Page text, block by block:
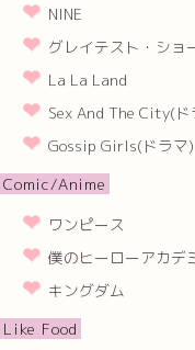
NINE
グレイテスト・ショ
La La Land
Sex And The City(ド
Gossip Girls(ドラマ)
Comic/Anime
ワンピース
僕のヒーローアカデ
キングダム
Like Food